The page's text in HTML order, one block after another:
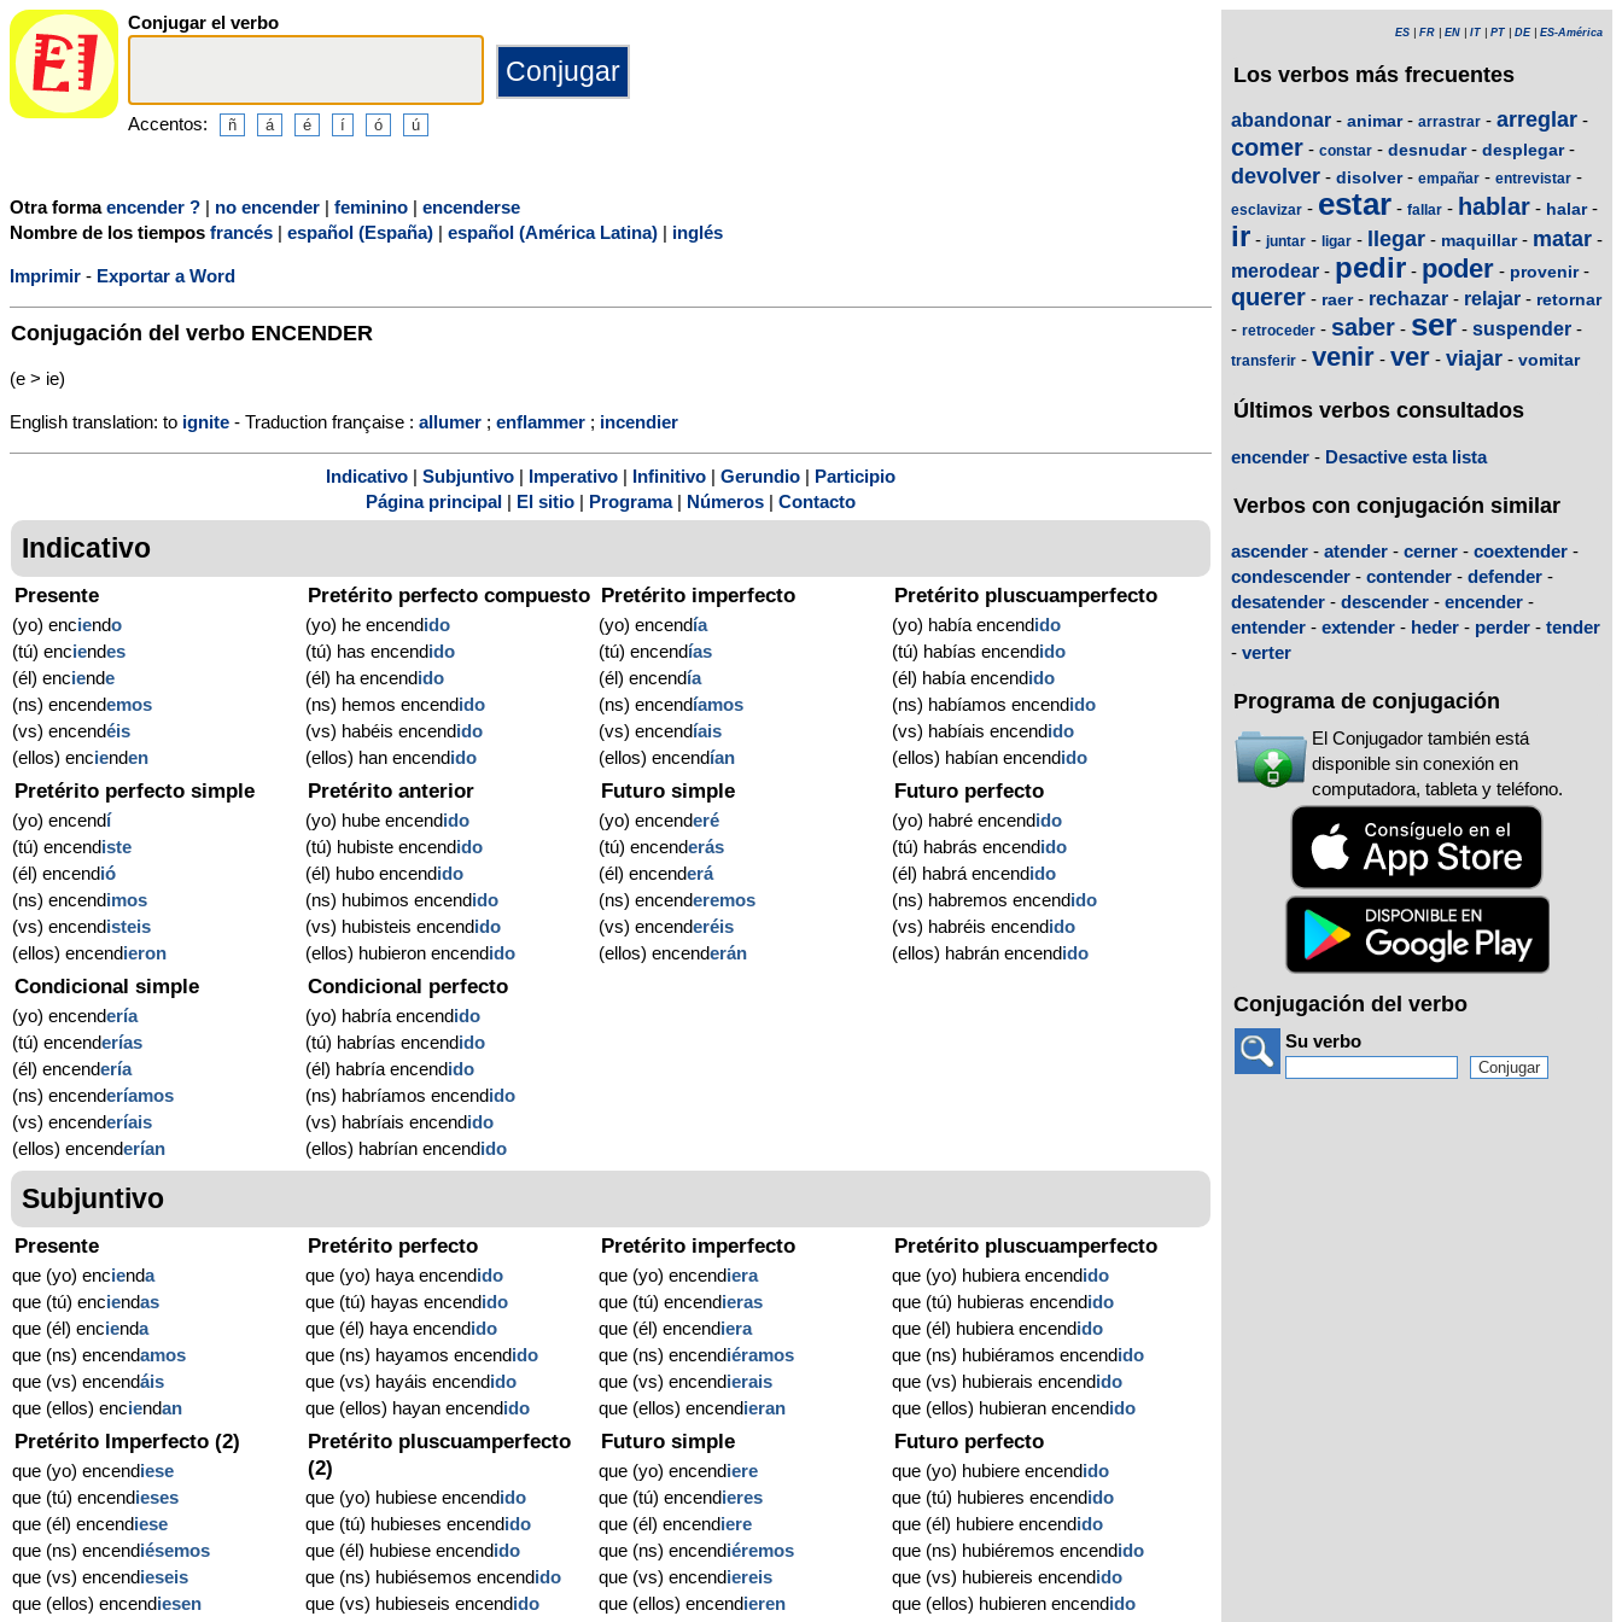
Conjugar el verbo
Accentos:
Otra formaencender ? | no encender | feminino | encenderse
Nombre de los tiempos francés | español (España) | español (América Latina) | inglés
Imprimir - Exportar a Word
Conjugación del verbo ENCENDER
(e > ie)
English translation: to ignite - Traduction française : allumer ; enflammer ; incendier
Indicativo | Subjuntivo | Imperativo | Infinitivo | Gerundio | Participio
Página principal | El sitio | Programa| Números | Contacto
Indicativo
Presente
(yo) enciendo
(tú) enciendes
(él) enciende
(ns) encendemos
(vs) encendéis
(ellos) encienden
Pretérito perfecto compuesto
(yo) he encendido
(tú) has encendido
(él) ha encendido
(ns) hemos encendido
(vs) habéis encendido
(ellos) han encendido
Pretérito imperfecto
(yo) encendía
(tú) encendías
(él) encendía
(ns) encendíamos
(vs) encendíais
(ellos) encendían
Pretérito pluscuamperfecto
(yo) había encendido
(tú) habías encendido
(él) había encendido
(ns) habíamos encendido
(vs) habíais encendido
(ellos) habían encendido
Pretérito perfecto simple
(yo) encendí
(tú) encendiste
(él) encendió
(ns) encendimos
(vs) encendisteis
(ellos) encendieron
Pretérito anterior
(yo) hube encendido
(tú) hubiste encendido
(él) hubo encendido
(ns) hubimos encendido
(vs) hubisteis encendido
(ellos) hubieron encendido
Futuro simple
(yo) encenderé
(tú) encenderás
(él) encenderá
(ns) encenderemos
(vs) encenderéis
(ellos) encenderán
Futuro perfecto
(yo) habré encendido
(tú) habrás encendido
(él) habrá encendido
(ns) habremos encendido
(vs) habréis encendido
(ellos) habrán encendido
Condicional simple
(yo) encendería
(tú) encenderías
(él) encendería
(ns) encenderíamos
(vs) encenderíais
(ellos) encenderían
Condicional perfecto
(yo) habría encendido
(tú) habrías encendido
(él) habría encendido
(ns) habríamos encendido
(vs) habríais encendido
(ellos) habrían encendido
Subjuntivo
Presente
que (yo) encienda
que (tú) enciendas
que (él) encienda
que (ns) encendamos
que (vs) encendáis
que (ellos) enciendan
Pretérito perfecto
que (yo) haya encendido
que (tú) hayas encendido
que (él) haya encendido
que (ns) hayamos encendido
que (vs) hayáis encendido
que (ellos) hayan encendido
Pretérito imperfecto
que (yo) encendiera
que (tú) encendieras
que (él) encendiera
que (ns) encendiéramos
que (vs) encendierais
que (ellos) encendieran
Pretérito pluscuamperfecto
que (yo) hubiera encendido
que (tú) hubieras encendido
que (él) hubiera encendido
que (ns) hubiéramos encendido
que (vs) hubierais encendido
que (ellos) hubieran encendido
Pretérito Imperfecto (2)
que (yo) encendiese
que (tú) encendieses
que (él) encendiese
que (ns) encendiésemos
que (vs) encendieseis
que (ellos) encendiesen
Pretérito pluscuamperfecto
(2)
que (yo) hubiese encendido
que (tú) hubieses encendido
que (él) hubiese encendido
que (ns) hubiésemos encendido
que (vs) hubieseis encendido
Futuro simple
que (yo) encendiere
que (tú) encendieres
que (él) encendiere
que (ns) encendiéremos
que (vs) encendiereis
que (ellos) encendieren
Futuro perfecto
que (yo) hubiere encendido
que (tú) hubieres encendido
que (él) hubiere encendido
que (ns) hubiéremos encendido
que (vs) hubiereis encendido
que (ellos) hubieren encendido
ES FR EN IT PT DE| ES-América
Los verbos más frecuentes
abandonar - animar- arrastrar - arreglar -
comer - constar - desnudar- desplegar-
devolver - disolver- empañar - entrevistar -
esclavizar - estar - fallar - hablar - halar-
ir - juntar - ligar - llegar - maquillar- matar -
merodear - pedir - poder - provenir-
querer - raer- rechazar - relajar - retornar
- retroceder - saber - ser - suspender -
transferir - venir - ver - viajar - vomitar
Últimos verbos consultados
encender - Desactive esta lista
Verbos con conjugación similar
ascender - atender - cerner - coextender -
condescender - contender - defender -
desatender - descender - encender -
entender - extender - heder - perder - tender
- verter
Programa de conjugación
El Conjugador también está
disponible sin conexión en
computadora, tableta y teléfono.
Conjugación del verbo
Su verbo